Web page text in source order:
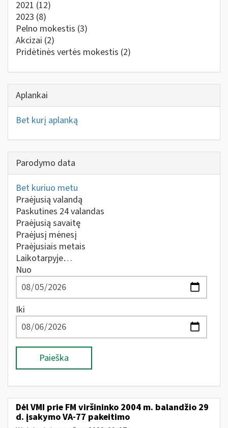
2021 (12)
2023 (8)
Pelno mokestis (3)
Akcizai (2)
Pridėtinės vertės mokestis (2)
Aplankai
Bet kurį aplanką
Parodymo data
Bet kuriuo metu
Praėjusią valandą
Paskutines 24 valandas
Praėjusią savaitę
Praėjusį mėnesį
Praėjusiais metais
Laikotarpyje…
Nuo
Iki
Paieška
Dėl VMI prie FM viršininko 2004 m. balandžio 29
d. įsakymo VA-77 pakeitimo